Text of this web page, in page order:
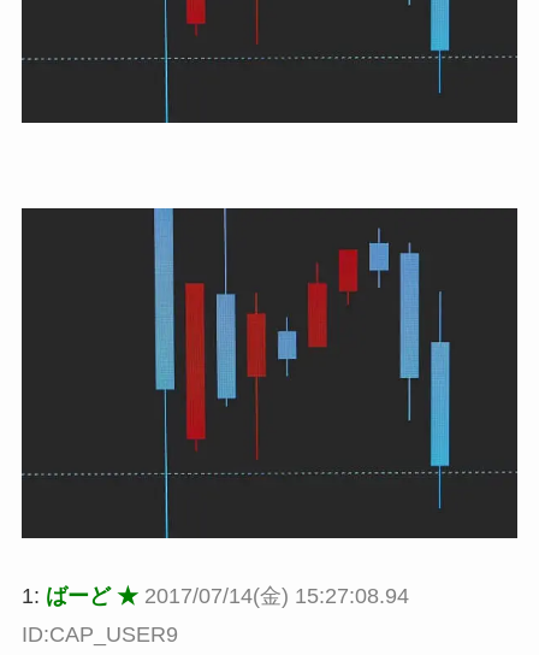
1: ばーど ★ 2017/07/14(金) 15:27:08.94
ID:CAP_USER9